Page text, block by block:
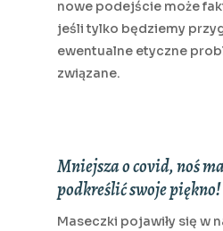
nowe podejście może
jeśli tylko będziemy
ewentualne etyczne
związane.
Mniejsza o covid, noś
podkreślić swoje piękno!
Maseczki pojawiły się w